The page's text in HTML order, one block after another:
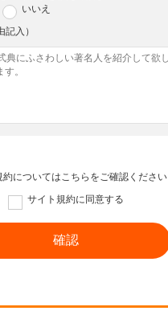
いいえ
入）
約についてはこちら をご確認ください
サイト規約に同意する